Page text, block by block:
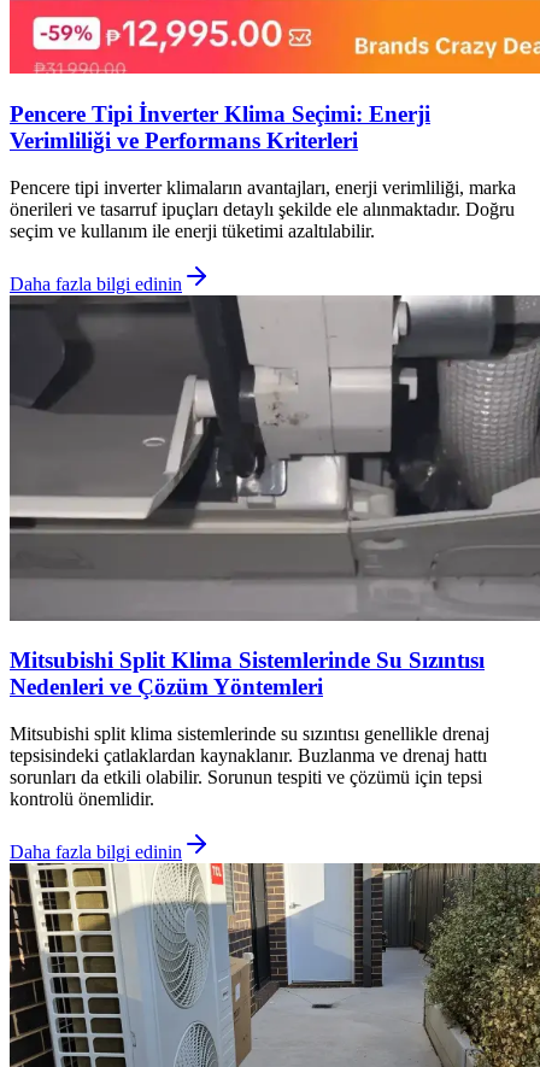
Pencere Tipi İnverter Klima Seçimi: Enerji
Verimliliği ve Performans Kriterleri
Pencere tipi inverter klimaların avantajları, enerji verimliliği, marka
önerileri ve tasarruf ipuçları detaylı şekilde ele alınmaktadır. Doğru
seçim ve kullanım ile enerji tüketimi azaltılabilir.
Daha fazla bilgi edinin
Mitsubishi Split Klima Sistemlerinde Su Sızıntısı
Nedenleri ve Çözüm Yöntemleri
Mitsubishi split klima sistemlerinde su sızıntısı genellikle drenaj
tepsisindeki çatlaklardan kaynaklanır. Buzlanma ve drenaj hattı
sorunları da etkili olabilir. Sorunun tespiti ve çözümü için tepsi
kontrolü önemlidir.
Daha fazla bilgi edinin